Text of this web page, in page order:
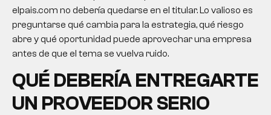
elpais.com no debería quedarse en el titular. Lo valioso es
preguntarse qué cambia para la estrategia, qué riesgo
abre y qué oportunidad puede aprovechar una empresa
antes de que el tema se vuelva ruido.
QUÉ DEBERÍA ENTREGARTE
UN PROVEEDOR SERIO